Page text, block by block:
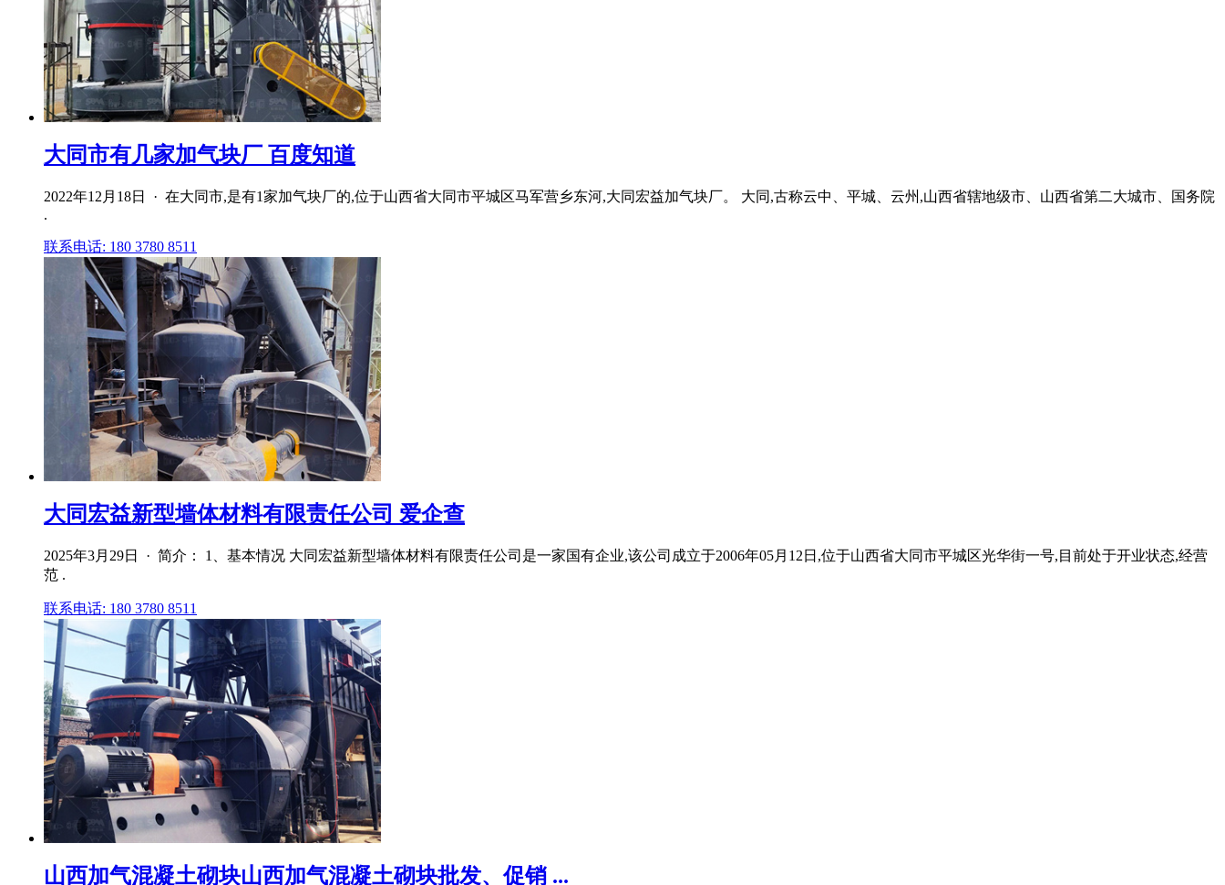
大同市有几家加气块厂 百度知道
2022年12月18日 · 在大同市,是有1家加气块厂的,位于山西省大同市平城区马军营乡东河,大同宏益加气块厂。 大同,古称云中、平城、云州,山西省辖地级市、山西省第二大城市、国务院
.
联系电话: 180 3780 8511
大同宏益新型墙体材料有限责任公司 爱企查
2025年3月29日 · 简介： 1、基本情况 大同宏益新型墙体材料有限责任公司是一家国有企业,该公司成立于2006年05月12日,位于山西省大同市平城区光华街一号,目前处于开业状态,经营
范 .
联系电话: 180 3780 8511
山西加气混凝土砌块山西加气混凝土砌块批发、促销 ...